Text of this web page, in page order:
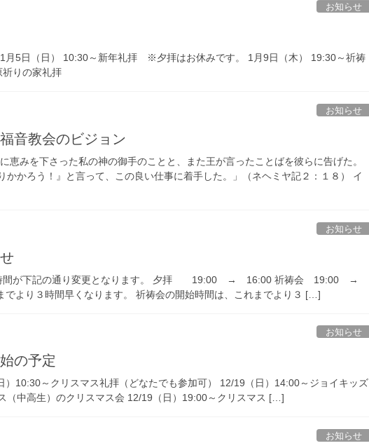
お知らせ
月5日（日） 10:30～新年礼拝 ※夕拝はお休みです。 1月9日（木） 19:30～祈祷
りの家礼拝
お知らせ
音教会のビジョン
恵みを下さった私の神の御手のことと、また王が言ったことばを彼らに告げた。
かかろう！』と言って、この良い仕事に着手した。」（ネヘミヤ記２：１８） イ
お知らせ
時間が下記の通り変更となります。 夕拝 19:00 → 16:00 祈祷会 19:00 →
でより３時間早くなります。 祈祷会の開始時間は、これまでより３ […]
お知らせ
の予定
）10:30～クリスマス礼拝（どなたでも参加可） 12/19（日）14:00～ジョイキッズ
（中高生）のクリスマス会 12/19（日）19:00～クリスマス […]
お知らせ